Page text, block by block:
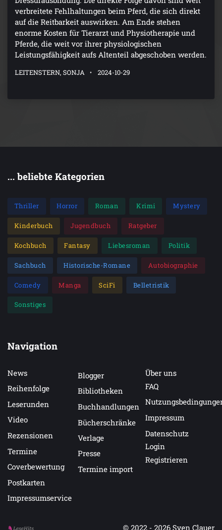
verbreitete Fehlhaltungen beim Pferd, die sich direkt
auf die Reitbarkeit auswirken. Am Ende stehen
enorme Kosten für Tierarzt und Physiotherapie und
Pferde, die weit vor ihrer physiologischen
Leistungsfähigkeit aufs Altenteil abgeschoben werden.
LEITENSTERN, SONJA 2024-10-29
... beliebte Kategorien
Thriller Horror Roman Krimi Mystery
Kinderbuch Jugendbuch Ratgeber
Kochbuch Fantasy Liebesroman Politik
Sachbuch Historische-Romane Autobiographie
Comedy Manga SciFi Belletristik
Sonstiges
Navigation
News
Reihenfolge
Leserunden
Video
Rezensionen
Termine
Coverbewertung
Postkarten
Impressumservice
Blogger
Bibliotheken
Buchhandlungen
Bücherschränke
Verlage
Presse
Termine import
Über uns
FAQ
Impressum
Datenschutz
Login
Registrieren
© 2022 - 2026 Sven Clauer